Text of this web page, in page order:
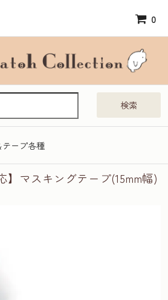
0
検索
ープ各種
】マスキングテープ(15mm幅)